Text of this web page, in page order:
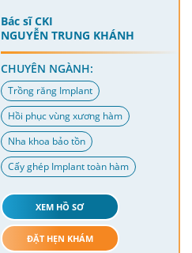
Bác sĩ CKI
NGUYỄN TRUNG KHÁNH
CHUYÊN NGÀNH:
Trồng răng Implant
Hồi phục vùng xương hàm
Nha khoa bảo tồn
Cấy ghép Implant toàn hàm
XEM HỒ SƠ
ĐẶT HẸN KHÁM